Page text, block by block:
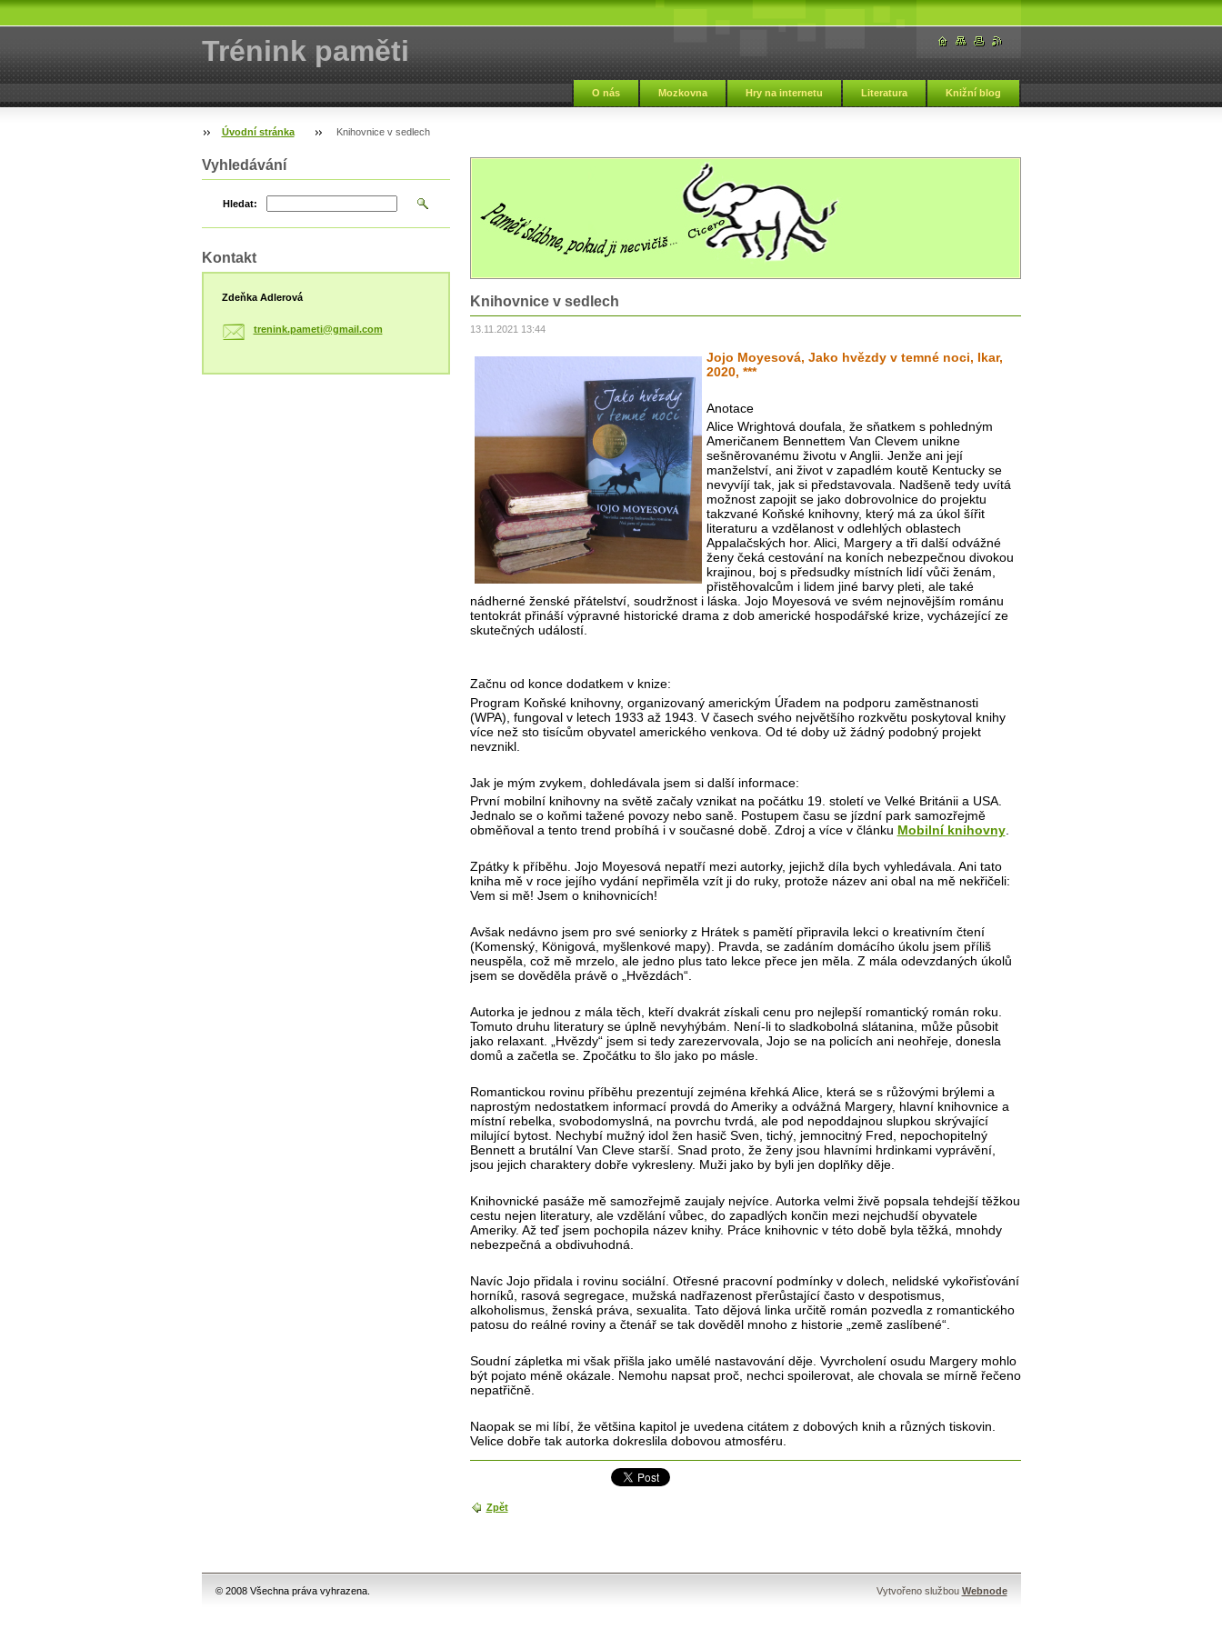
Trénink paměti
O nás Mozkovna Hry na internetu Literatura Knižní blog
Úvodní stránka Knihovnice v sedlech
Knihovnice v sedlech
13.11.2021 13:44
Jojo Moyesová, Jako hvězdy v temné noci, Ikar,
2020, ***
Anotace
Alice Wrightová doufala, že sňatkem s pohledným
Američanem Bennettem Van Clevem unikne
sešněrovanému životu v Anglii. Jenže ani její
manželství, ani život v zapadlém koutě Kentucky se
nevyvíjí tak, jak si představovala. Nadšeně tedy uvítá
možnost zapojit se jako dobrovolnice do projektu
takzvané Koňské knihovny, který má za úkol šířit
literaturu a vzdělanost v odlehlých oblastech
Appalačských hor. Alici, Margery a tři další odvážné
ženy čeká cestování na koních nebezpečnou divokou
krajinou, boj s předsudky místních lidí vůči ženám,
přistěhovalcům i lidem jiné barvy pleti, ale také
nádherné ženské přátelství, soudržnost i láska. Jojo Moyesová ve svém nejnovějším románu
tentokrát přináší výpravné historické drama z dob americké hospodářské krize, vycházející ze
skutečných událostí.
Začnu od konce dodatkem v knize:
Program Koňské knihovny, organizovaný americkým Úřadem na podporu zaměstnanosti
(WPA), fungoval v letech 1933 až 1943. V časech svého největšího rozkvětu poskytoval knihy
více než sto tisícům obyvatel amerického venkova. Od té doby už žádný podobný projekt
nevznikl.
Jak je mým zvykem, dohledávala jsem si další informace:
První mobilní knihovny na světě začaly vznikat na počátku 19. století ve Velké Británii a USA.
Jednalo se o koňmi tažené povozy nebo saně. Postupem času se jízdní park samozřejmě
obměňoval a tento trend probíhá i v současné době. Zdroj a více v článku Mobilní knihovny.
Zpátky k příběhu. Jojo Moyesová nepatří mezi autorky, jejichž díla bych vyhledávala. Ani tato
kniha mě v roce jejího vydání nepřiměla vzít ji do ruky, protože název ani obal na mě nekřičeli:
Vem si mě! Jsem o knihovnicích!
Avšak nedávno jsem pro své seniorky z Hrátek s pamětí připravila lekci o kreativním čtení
(Komenský, Königová, myšlenkové mapy). Pravda, se zadáním domácího úkolu jsem příliš
neuspěla, což mě mrzelo, ale jedno plus tato lekce přece jen měla. Z mála odevzdaných úkolů
jsem se dověděla právě o „Hvězdách“.
Autorka je jednou z mála těch, kteří dvakrát získali cenu pro nejlepší romantický román roku.
Tomuto druhu literatury se úplně nevyhýbám. Není-li to sladkobolná slátanina, může působit
jako relaxant. „Hvězdy“ jsem si tedy zarezervovala, Jojo se na policích ani neohřeje, donesla
domů a začetla se. Zpočátku to šlo jako po másle.
Romantickou rovinu příběhu prezentují zejména křehká Alice, která se s růžovými brýlemi a
naprostým nedostatkem informací provdá do Ameriky a odvážná Margery, hlavní knihovnice a
místní rebelka, svobodomyslná, na povrchu tvrdá, ale pod nepoddajnou slupkou skrývající
milující bytost. Nechybí mužný idol žen hasič Sven, tichý, jemnocitný Fred, nepochopitelný
Bennett a brutální Van Cleve starší. Snad proto, že ženy jsou hlavními hrdinkami vyprávění,
jsou jejich charaktery dobře vykresleny. Muži jako by byli jen doplňky děje.
Knihovnické pasáže mě samozřejmě zaujaly nejvíce. Autorka velmi živě popsala tehdejší těžkou
cestu nejen literatury, ale vzdělání vůbec, do zapadlých končin mezi nejchudší obyvatele
Ameriky. Až teď jsem pochopila název knihy. Práce knihovnic v této době byla těžká, mnohdy
nebezpečná a obdivuhodná.
Navíc Jojo přidala i rovinu sociální. Otřesné pracovní podmínky v dolech, nelidské vykořisťování
horníků, rasová segregace, mužská nadřazenost přerůstající často v despotismus,
alkoholismus, ženská práva, sexualita. Tato dějová linka určitě román pozvedla z romantického
patosu do reálné roviny a čtenář se tak dověděl mnoho z historie „země zaslíbené“.
Soudní zápletka mi však přišla jako umělé nastavování děje. Vyvrcholení osudu Margery mohlo
být pojato méně okázale. Nemohu napsat proč, nechci spoilerovat, ale chovala se mírně řečeno
nepatřičně.
Naopak se mi líbí, že většina kapitol je uvedena citátem z dobových knih a různých tiskovin.
Velice dobře tak autorka dokreslila dobovou atmosféru.
Zpět
Vyhledávání
Hledat:
Kontakt
Zdeňka Adlerová
trenink.pameti@gmail.com
© 2008 Všechna práva vyhrazena. Vytvořeno službou Webnode